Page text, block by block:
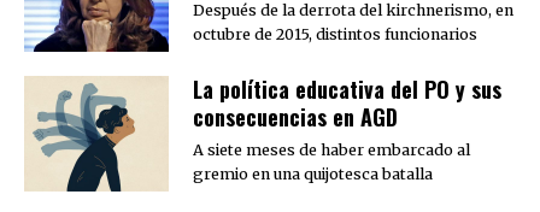
Después de la derrota del kirchnerismo, en
octubre de 2015, distintos funcionarios
La política educativa del PO y sus
consecuencias en AGD
A siete meses de haber embarcado al
gremio en una quijotesca batalla